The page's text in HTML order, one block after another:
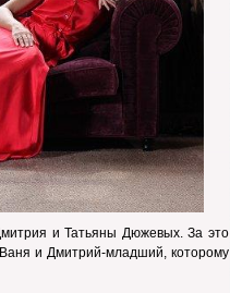
и Татьяны Дюжевых. За это
и Дмитрий-младший, которому